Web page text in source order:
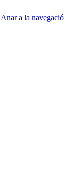
Anar a la navegació